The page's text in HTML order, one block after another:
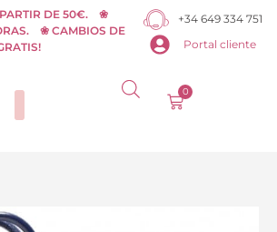
PARTIR DE 50€. ❀
❀ CAMBIOS DE
+34 649 334 751
Portal cliente
0
Carrito